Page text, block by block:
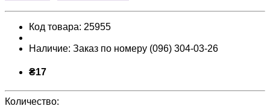
Код товара: 25955
Наличие: Заказ по номеру (096) 304-03-26
₴17
Количество: